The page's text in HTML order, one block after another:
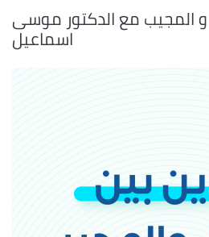
و المجيب مع الدكتور موسى
اسماعيل